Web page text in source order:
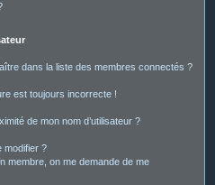
dans la liste des membres connectés ?
est toujours incorrecte !
de mon nom d’utilisateur ?
modifier ?
membre, on me demande de me